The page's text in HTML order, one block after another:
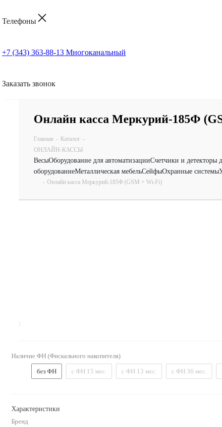
Телефоны
+7 (343) 363-88-13 Многоканальный
Заказать звонок
Онлайн касса Меркурий-185Ф
Главная - Каталог -
ОНЛАЙН-КАССЫ
ВесыОборудование для автоматизацииСчетчики и детекторы
оборудованиеМеталлическая мебельСейфыОхранные системы
- Онлайн касса Меркурий-185Ф (GSM + Wi-Fi)
:
Наличие ФН (Фискального накопителя)
без ФН с ФН 15 мес. с ФН 13 мес. с ФН 36 мес.
Характеристики
Бренд